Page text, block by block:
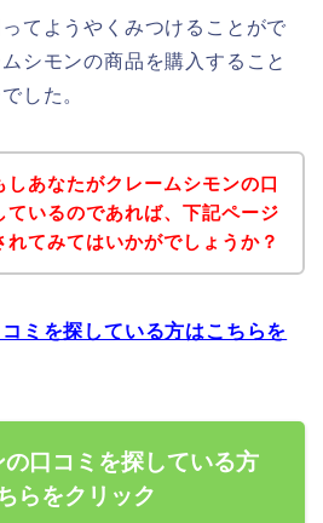
てようやくみつけることがで
シモンの商品を購入すること
した。
しあなたがクレームシモンの口
ているのであれば、下記ページ
れてみてはいかがでしょうか？
ミを探している方はこちらを
口コミを探している方
らをクリック